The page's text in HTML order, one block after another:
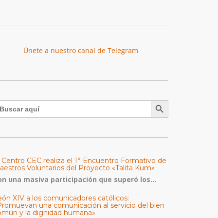
Únete a nuestro canal de Telegram
Botón de búsqueda
Centro CEC realiza el 1° Encuentro Formativo de
Voluntarios del Proyecto «Talita Kum»
una masiva participación que superó los...
XIV a los comunicadores católicos:
una comunicación al servicio del bien
y la dignidad humana»